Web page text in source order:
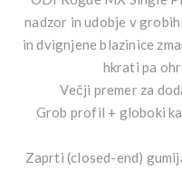
nadzor in udobje v
in dvignjene blazinice
hkrati pa
Večji premer za
Grob profil + globoki
Zaprti (closed-end)